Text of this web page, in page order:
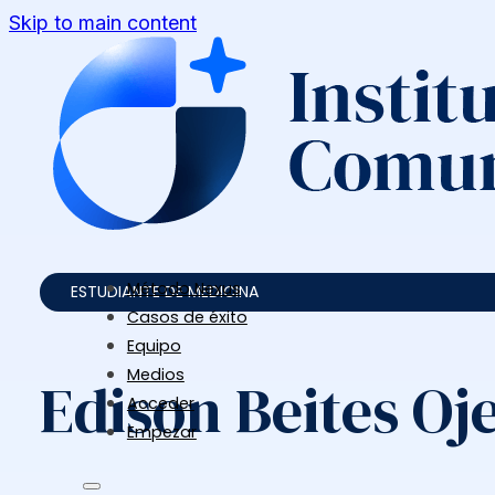
Skip to main content
Método Nexus
Casos de éxito
Equipo
Medios
Acceder
Empezar
ESTUDIANTE DE MEDICINA
Edison Beites